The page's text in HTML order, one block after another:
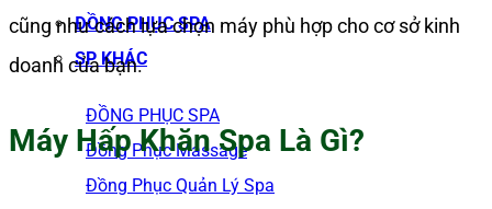
ĐỒNG PHỤC SPA
SP KHÁC
ĐỒNG PHỤC SPA
Đồng Phục Massage
Đồng Phục Quản Lý Spa
cũng như cách lựa chọn máy phù hợp cho cơ sở kinh
doanh của bạn.
Máy Hấp Khăn Spa Là Gì?